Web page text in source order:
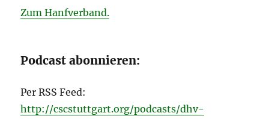
Zum Hanfverband.
Podcast abonnieren:
Per RSS Feed:
http://cscstuttgart.org/podcasts/dhv-